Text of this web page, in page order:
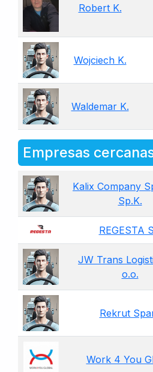
Robert K.
Wojciech K.
Waldemar K.
Empresas
Kalix Company
Sp.K.
REGESTA
JW Trans
o.o.
Rekrut
Work 4 You